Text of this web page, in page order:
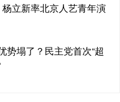
杨立新率北京人艺青年演
势塌了？民主党首次“超